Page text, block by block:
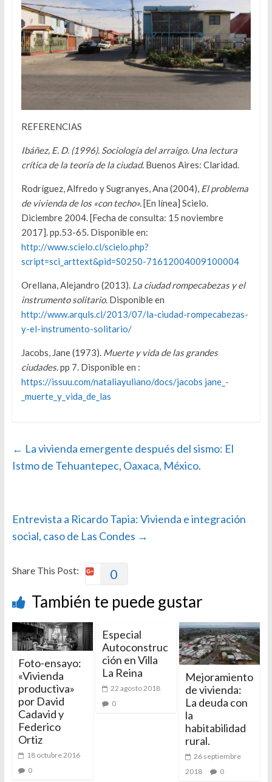
REFERENCIAS
Ibáñez, E. D. (1996). Sociología del arraigo. Una lectura
crítica de la teoría de la ciudad. Buenos Aires: Claridad.
Rodríguez, Alfredo y Sugranyes, Ana (2004), El problema
de vivienda de los «con techo». [En línea] Scielo.
Diciembre 2004. [Fecha de consulta: 15 noviembre
2017]. pp.53-65. Disponible en:
http://www.scielo.cl/scielo.php?
script=sci_arttext&pid=S0250-71612004009100004
Orellana, Alejandro (2013). La ciudad rompecabezas y el
instrumento solitario. Disponible en
http://www.arquls.cl/2013/07/la-ciudad-rompecabezas-
y-el-instrumento-solitario/
Jacobs, Jane (1973). Muerte y vida de las grandes
ciudades.pp 7. Disponible en :
https://issuu.com/nataliayuliano/docs/jacobs jane_-
_muerte_y_vida_de_las
← La vivienda emergente después del sismo: El
Istmo de Tehuantepec, Oaxaca, México.
Entrevista a Ricardo Tapia: Vivienda e integración
social, caso de Las Condes →
Share This Post: 0
También te puede gustar
Foto-ensayo:
«Vivienda
productiva»
por David
Cadavid y
Federico
Ortiz
18 octubre 2016
0
Especial
Autoconstruc
ción en Villa
La Reina
22 agosto 2018
0
Mejoramiento
de vivienda:
La deuda con
la
habitabilidad
rural.
26 septiembre
2018
0